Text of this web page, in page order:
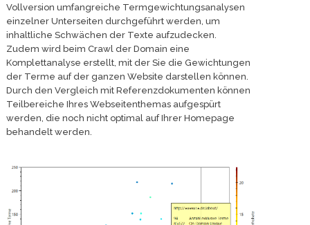
Vollversion umfangreiche Termgewichtungsanalysen
einzelner Unterseiten durchgeführt werden, um
inhaltliche Schwächen der Texte aufzudecken.
Zudem wird beim Crawl der Domain eine
Komplettanalyse erstellt, mit der Sie die Gewichtungen
der Terme auf der ganzen Website darstellen können.
Durch den Vergleich mit Referenzdokumenten können
Teilbereiche Ihres Webseitenthemas aufgespürt
werden, die noch nicht optimal auf Ihrer Homepage
behandelt werden.